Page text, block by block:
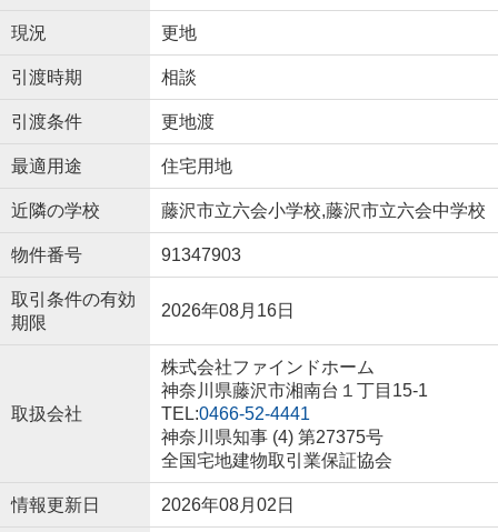
現況 更地
引渡時期 相談
引渡条件 更地渡
最適用途 住宅用地
近隣の学校 藤沢市立六会小学校,藤沢市立六会中学校
物件番号 91347903
取引条件の有効
期限
2026年08月16日
取扱会社
株式会社ファインドホーム
神奈川県藤沢市湘南台１丁目15-1
TEL:0466-52-4441
神奈川県知事 (4) 第27375号
全国宅地建物取引業保証協会
情報更新日 2026年08月02日